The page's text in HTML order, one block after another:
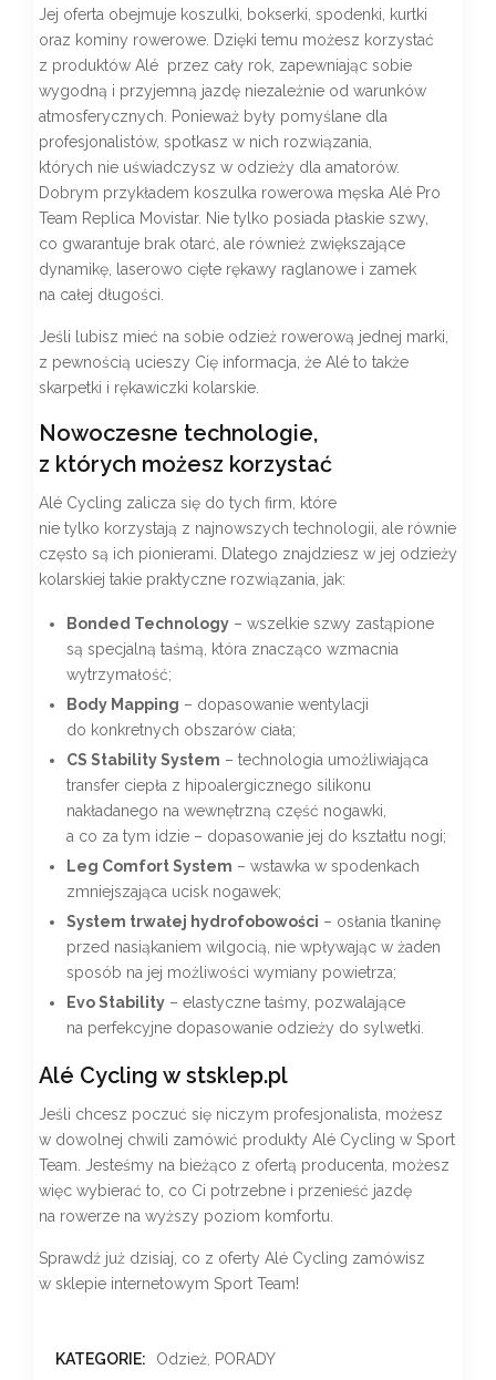
Jej oferta obejmuje koszulki, bokserki, spodenki, kurtki
oraz kominy rowerowe. Dzięki temu możesz korzystać
z produktów Alé przez cały rok, zapewniając sobie
wygodną i przyjemną jazdę niezależnie od warunków
atmosferycznych. Ponieważ były pomyślane dla
profesjonalistów, spotkasz w nich rozwiązania,
których nie uświadczysz w odzieży dla amatorów.
Dobrym przykładem koszulka rowerowa męska Alé Pro
Team Replica Movistar. Nie tylko posiada płaskie szwy,
co gwarantuje brak otarć, ale również zwiększające
dynamikę, laserowo cięte rękawy raglanowe i zamek
na całej długości.
Jeśli lubisz mieć na sobie odzież rowerową jednej marki,
z pewnością ucieszy Cię informacja, że Alé to także
skarpetki i rękawiczki kolarskie.
Nowoczesne technologie,
z których możesz korzystać
Alé Cycling zalicza się do tych firm, które
nie tylko korzystają z najnowszych technologii, ale równie
często są ich pionierami. Dlatego znajdziesz w jej odzieży
kolarskiej takie praktyczne rozwiązania, jak:
Bonded Technology – wszelkie szwy zastąpione
są specjalną taśmą, która znacząco wzmacnia
wytrzymałość;
Body Mapping – dopasowanie wentylacji
do konkretnych obszarów ciała;
CS Stability System – technologia umożliwiająca
transfer ciepła z hipoalergicznego silikonu
nakładanego na wewnętrzną część nogawki,
a co za tym idzie – dopasowanie jej do kształtu nogi;
Leg Comfort System – wstawka w spodenkach
zmniejszająca ucisk nogawek;
System trwałej hydrofobowości – osłania tkaninę
przed nasiąkaniem wilgocią, nie wpływając w żaden
sposób na jej możliwości wymiany powietrza;
Evo Stability – elastyczne taśmy, pozwalające
na perfekcyjne dopasowanie odzieży do sylwetki.
Alé Cycling w stsklep.pl
Jeśli chcesz poczuć się niczym profesjonalista, możesz
w dowolnej chwili zamówić produkty Alé Cycling w Sport
Team. Jesteśmy na bieżąco z ofertą producenta, możesz
więc wybierać to, co Ci potrzebne i przenieść jazdę
na rowerze na wyższy poziom komfortu.
Sprawdź już dzisiaj, co z oferty Alé Cycling zamówisz
w sklepie internetowym Sport Team!
KATEGORIE: Odzież PORADY